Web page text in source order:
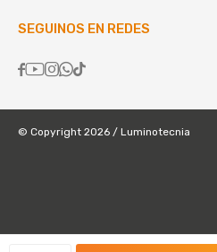
SEGUINOS EN REDES

© Copyright 2026 / Luminotecnia